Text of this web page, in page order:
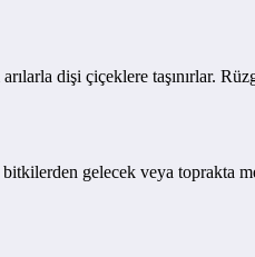
dişi çiçeklere taşınırlar.
gelecek veya toprakta